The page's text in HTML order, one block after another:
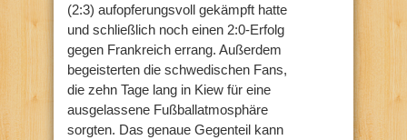
(2:3) aufopferungsvoll gekämpft hatte
und schließlich noch einen 2:0-Erfolg
gegen Frankreich errang. Außerdem
begeisterten die schwedischen Fans,
die zehn Tage lang in Kiew für eine
ausgelassene Fußballatmosphäre
sorgten. Das genaue Gegenteil kann